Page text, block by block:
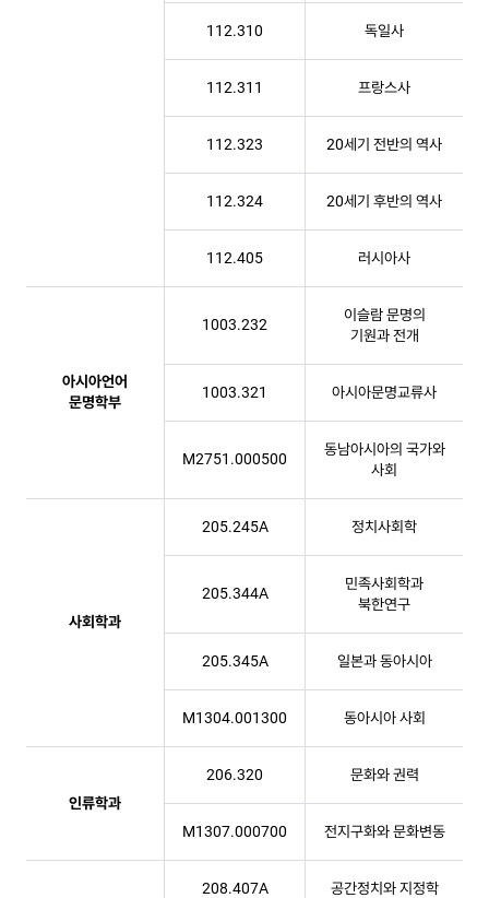
112.310 독일사
112.311 프랑스사
112.323 20세기 전반의 역사
112.324 20세기 후반의 역사
112.405 러시아사
아시아언어
문명학부
1003.232
이슬람 문명의
기원과 전개
1003.321 아시아문명교류사
M2751.000500
동남아시아의 국가와
사회
사회학과
205.245A 정치사회학
205.344A
민족사회학과
북한연구
205.345A 일본과 동아시아
M1304.001300 동아시아 사회
인류학과
206.320 문화와 권력
M1307.000700 전지구화와 문화변동
208.407A 공간정치와 지정학